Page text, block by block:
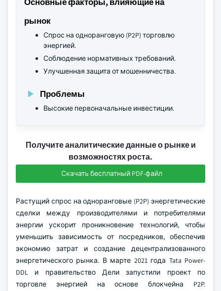
рынок
Спрос на одноранговую (P2P) торговлю
энергией.
Соблюдение нормативных требований.
Улучшенная защита от мошенничества.
Проблемы
Высокие первоначальные инвестиции.
Получите аналитические данные о рынке и
возможностях роста.
Скачать бесплатный PDF-файл
Растущий спрос на одноранговые (P2P) энергетические
сделки между производителями и потребителями
энергии ускорит проникновение технологий, чтобы
уменьшить зависимость от посредников, обеспечив
экономию затрат и создание децентрализованного
энергетического рынка. В марте 2021 года Tata Power-
DDL и правительство Дели запустили проект по
торговле энергией на основе блокчейна P2P.